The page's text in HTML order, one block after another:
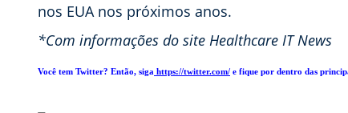
nos EUA nos próximos anos.
*Com informações do site Healthcare IT News
Você tem Twitter? Então, siga https://twitter.com/ e fique por dentro das